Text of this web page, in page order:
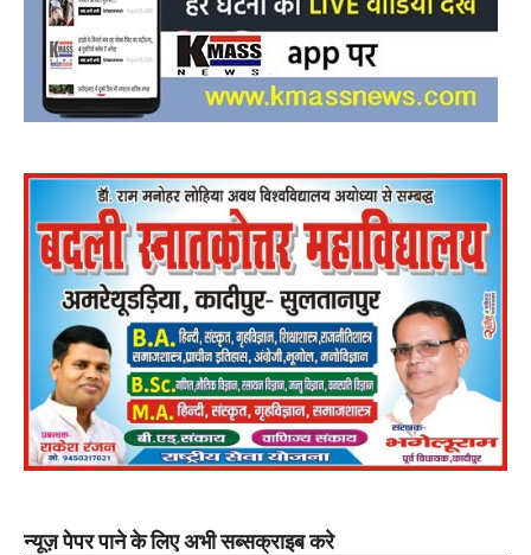
न्यूज़ पेपर पाने के लिए अभी सब्सक्राइब करे